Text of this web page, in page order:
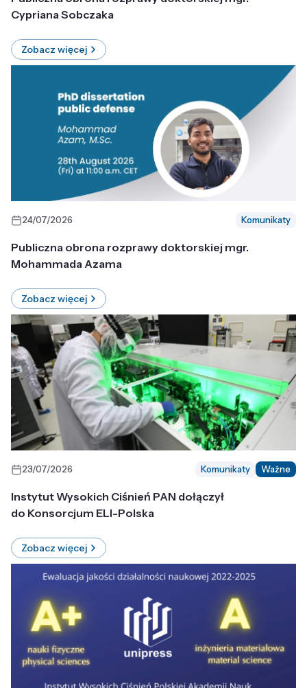
Cypriana Sobczaka
Zobacz więcej
24/07/2026 Komunikaty
Publiczna obrona rozprawy doktorskiej mgr.
Mohammada Azama
Zobacz więcej
23/07/2026 Komunikaty Ważne
Instytut Wysokich Ciśnień PAN dołączył
do Konsorcjum ELI-Polska
Zobacz więcej